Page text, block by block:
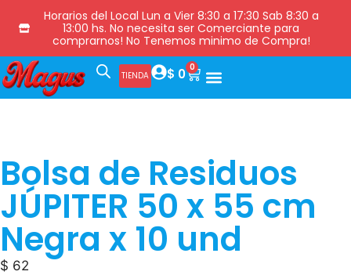
Horarios del Local Lun a Vier 8:30 a 17:30 Sab 8:30 a
13:00 hs. No necesita ser Comerciante para
comprarnos! No Tenemos minimo de Compra!
TIENDA $ 0 0
Bolsa de Residuos
JÚPITER 50 x 55 cm
Negra x 10 und
$ 62